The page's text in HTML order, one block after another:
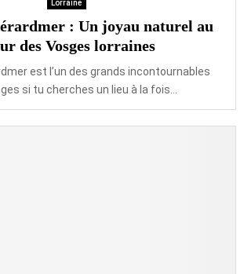
Lorraine
: Un joyau naturel au
des Vosges lorraines
est l’un des grands incontournables
si tu cherches un lieu à la fois...